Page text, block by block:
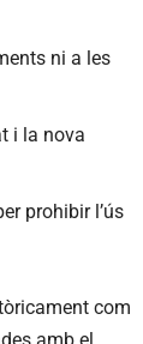
ni a les
i la nova
prohibir l’ús
com
amb el